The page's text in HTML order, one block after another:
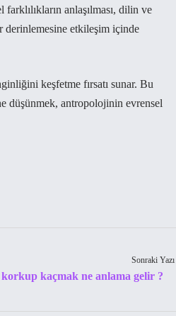
anlaşılması, dilin ve
derinlemesine etkileşim içinde
keşfetme fırsatı sunar. Bu
düşünmek, antropolojinin evrensel
Sonraki Yazı
kaçmak ne anlama gelir ?